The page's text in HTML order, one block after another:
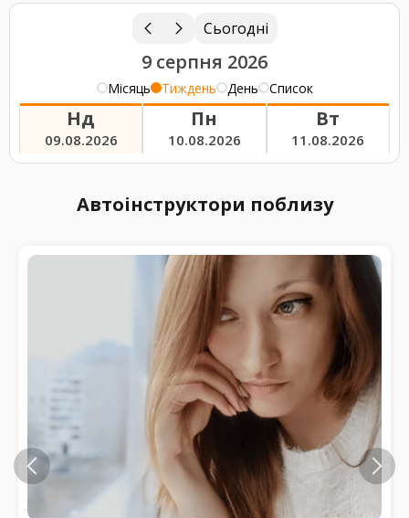
Сьогодні
9 серпня 2026
Місяць Тиждень День Список
Нд
09.08.2026
Пн
10.08.2026
Вт
11.08.2026
Автоінструктори поблизу